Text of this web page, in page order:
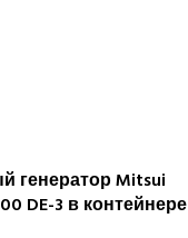
генератор Mitsui
DE-3 в контейнере